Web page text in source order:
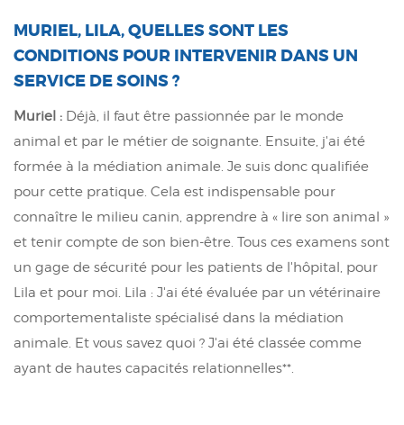
MURIEL, LILA, QUELLES SONT LES
CONDITIONS POUR INTERVENIR DANS UN
SERVICE DE SOINS ?
Muriel : Déjà, il faut être passionnée par le monde
animal et par le métier de soignante. Ensuite, j'ai été
formée à la médiation animale. Je suis donc qualifiée
pour cette pratique. Cela est indispensable pour
connaître le milieu canin, apprendre à « lire son animal »
et tenir compte de son bien-être. Tous ces examens sont
un gage de sécurité pour les patients de l'hôpital, pour
Lila et pour moi. Lila : J'ai été évaluée par un vétérinaire
comportementaliste spécialisé dans la médiation
animale. Et vous savez quoi ? J'ai été classée comme
ayant de hautes capacités relationnelles**.